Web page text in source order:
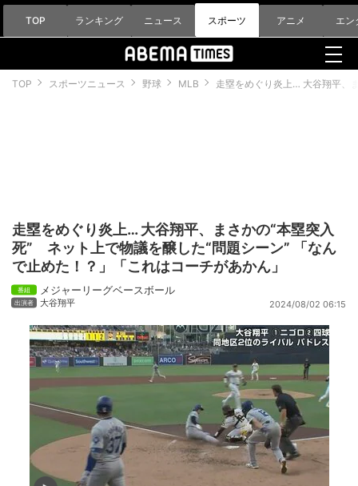
TOP ランキング ニュース スポーツ アニメ エン
TOP スポーツニュース 野球 MLB 走塁をめぐり炎上… 大谷翔平、
走塁をめぐり炎上… 大谷翔平、まさかの“本塁突入
死” ネット上で物議を醸した“問題シーン” 「なん
で止めた！？」「これはコーチがあかん」
メジャーリーグベースボール
大谷翔平 2024/08/02 06:15